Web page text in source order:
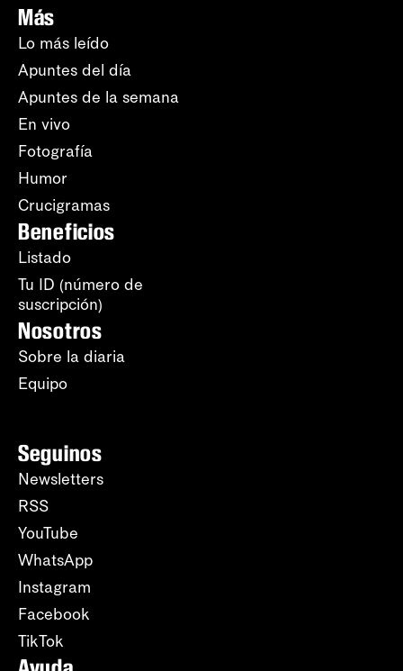
Más
Lo más leído
Apuntes del día
Apuntes de la semana
En vivo
Fotografía
Humor
Crucigramas
Beneficios
Listado
Tu ID (número de
suscripción)
Nosotros
Sobre la diaria
Equipo
Seguinos
Newsletters
RSS
YouTube
WhatsApp
Instagram
Facebook
TikTok